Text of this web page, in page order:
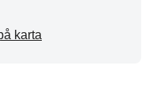
karta